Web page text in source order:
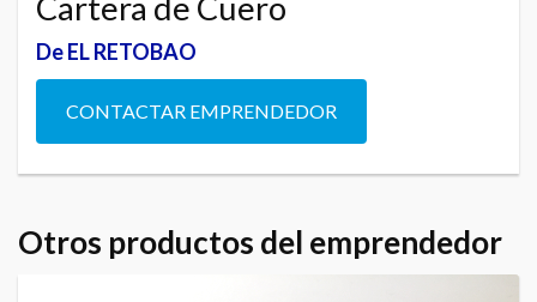
Cartera de Cuero
De EL RETOBAO
CONTACTAR EMPRENDEDOR
Otros productos del emprendedor